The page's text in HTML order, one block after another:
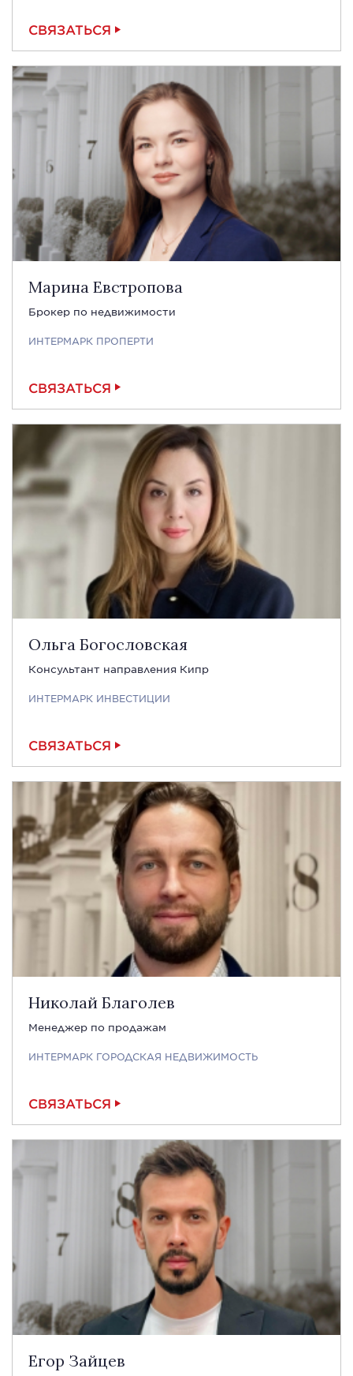
СВЯЗАТЬСЯ
Марина Евстропова
Брокер по недвижимости
ИНТЕРМАРК ПРОПЕРТИ
СВЯЗАТЬСЯ
Ольга Богословская
Консультант направления Кипр
ИНТЕРМАРК ИНВЕСТИЦИИ
СВЯЗАТЬСЯ
Николай Благолев
Менеджер по продажам
ИНТЕРМАРК ГОРОДСКАЯ НЕДВИЖИМОСТЬ
СВЯЗАТЬСЯ
Егор Зайцев